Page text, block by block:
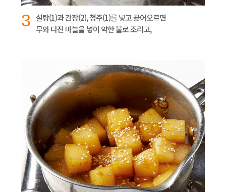
3 설탕(1)과 간장(2), 청주(1)를 넣고 끓어오르면
무와 다진 마늘을 넣어 약한 불로 조리고,